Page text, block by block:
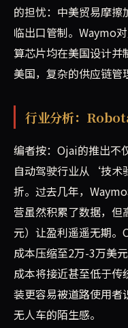
的担忧：中美贸易摩
临出口管制。Waymo
算芯片均在美国设计并
美国，复杂的供应链管
行业分析：
编者按：Ojai的推出不
自动驾驶行业从‘技
折。过去几年，
营虽然积累了数据，
元）让盈利遥遥无期
成本压缩至2万-3万美
成本将接近甚至低于
装更容易被道路使用者
无人车的陌生感。